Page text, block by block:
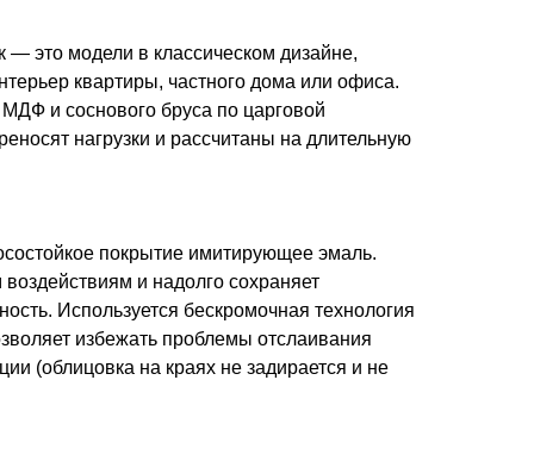
это модели в классическом дизайне,
квартиры, частного дома или офиса.
и соснового бруса по царговой
нагрузки и рассчитаны на длительную
покрытие имитирующее эмаль.
и надолго сохраняет
Используется бескромочная технология
избежать проблемы отслаивания
(облицовка на краях не задирается и не